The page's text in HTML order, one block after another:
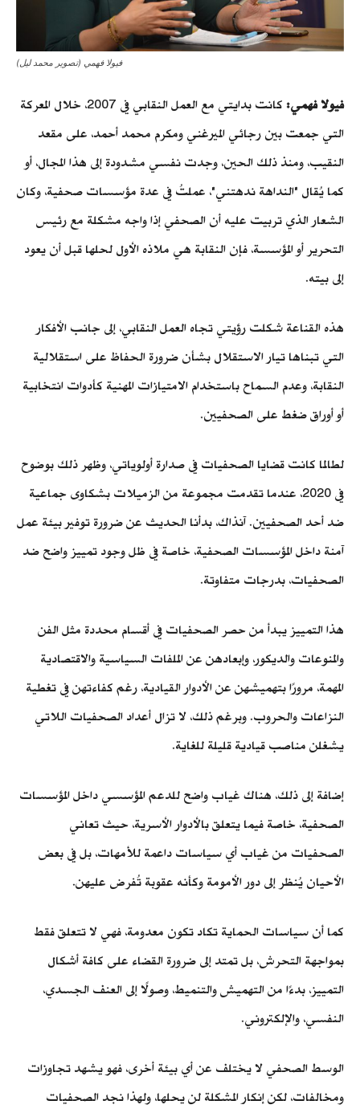
فيولا فهمي (تصوير محمد ليل)
فيولا فهمي:
كانت بدايتي مع العمل النقابي في 2007، خلال المعركة
التي جمعت بين رجائي الميرغني ومكرم محمد أحمد، على مقعد
النقيب، ومنذ ذلك الحين، وجدت نفسي مشدودة إلى هذا المجال، أو
كما يُقال "النداهة ندهتني"، عملتُ في عدة مؤسسات صحفية، وكان
الشعار الذي تربيت عليه أن الصحفي إذا واجه مشكلة مع رئيس
التحرير أو المؤسسة، فإن النقابة هي ملاذه الأول لحلها قبل أن يعود
إلى بيته.
هذه القناعة شكلت رؤيتي تجاه العمل النقابي، إلى جانب الأفكار
التي تبناها تيار الاستقلال بشأن ضرورة الحفاظ على استقلالية
النقابة، وعدم السماح باستخدام الامتيازات المهنية كأدوات انتخابية
أو أوراق ضغط على الصحفيين.
لطالما كانت قضايا الصحفيات في صدارة أولوياتي، وظهر ذلك بوضوح
في 2020، عندما تقدمت مجموعة من الزميلات بشكاوى جماعية
ضد أحد الصحفيين. آنذاك، بدأنا الحديث عن ضرورة توفير بيئة عمل
آمنة داخل المؤسسات الصحفية، خاصة في ظل وجود تمييز واضح ضد
الصحفيات، بدرجات متفاوتة.
هذا التمييز يبدأ من حصر الصحفيات في أقسام محددة مثل الفن
والمنوعات والديكور، وإبعادهن عن الملفات السياسية والاقتصادية
المهمة، مرورًا بتهميشهن عن الأدوار القيادية، رغم كفاءتهن في تغطية
النزاعات والحروب. وبرغم ذلك، لا تزال أعداد الصحفيات اللاتي
يشغلن مناصب قيادية قليلة للغاية.
إضافة إلى ذلك، هناك غياب واضح للدعم المؤسسي داخل المؤسسات
الصحفية، خاصة فيما يتعلق بالأدوار الأسرية، حيث تعاني
الصحفيات من غياب أي سياسات داعمة للأمهات، بل في بعض
الأحيان يُنظر إلى دور الأمومة وكأنه عقوبة تُفرض عليهن.
كما أن سياسات الحماية تكاد تكون معدومة، فهي لا تتعلق فقط
بمواجهة التحرش، بل تمتد إلى ضرورة القضاء على كافة أشكال
التمييز، بدءًا من التهميش والتنميط، وصولًا إلى العنف الجسدي،
النفسي، والإلكتروني.
الوسط الصحفي لا يختلف عن أي بيئة أخرى، فهو يشهد تجاوزات
ومخالفات، لكن إنكار المشكلة لن يحلها، ولهذا نجد الصحفيات